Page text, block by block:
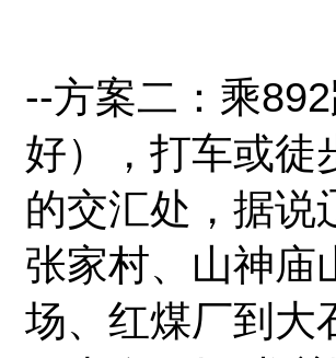
--方案二：乘
好），打车或徒
的交汇处，据说
张家村、山神庙
场、红煤厂到大